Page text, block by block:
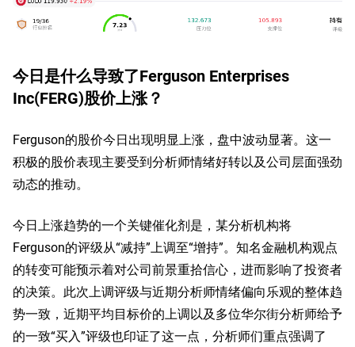
今日是什么导致了Ferguson Enterprises
Inc(FERG)股价上涨？
Ferguson的股价今日出现明显上涨，盘中波动显著。这一
积极的股价表现主要受到分析师情绪好转以及公司层面强劲
动态的推动。
今日上涨趋势的一个关键催化剂是，某分析机构将
Ferguson的评级从“减持”上调至“增持”。知名金融机构观点
的转变可能预示着对公司前景重拾信心，进而影响了投资者
的决策。此次上调评级与近期分析师情绪偏向乐观的整体趋
势一致，近期平均目标价的上调以及多位华尔街分析师给予
的一致“买入”评级也印证了这一点，分析师们重点强调了